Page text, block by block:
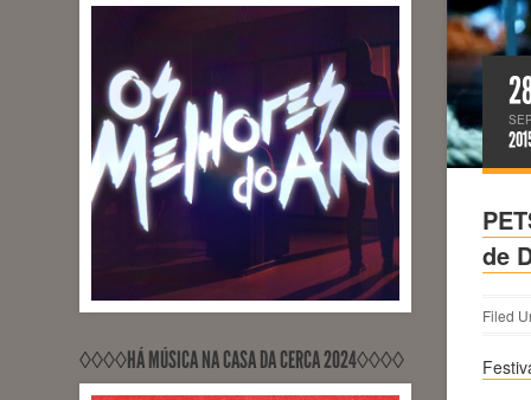
RECORDED, MIXED, RELEASED
PontoZurca (Engineer Sérgio
◊◊◊◊HÁ MÚSICA NA CASA DA CERCA 2024◊◊◊◊
de
Filed